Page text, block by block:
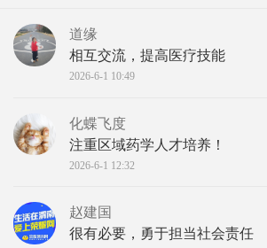
道缘
相互交流，提高医疗技能
2026-6-1 10:49
化蝶飞度
注重区域药学人才培养！
2026-6-1 12:32
赵建国
很有必要，勇于担当社会责任